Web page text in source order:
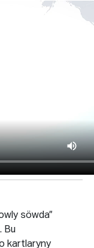
söwda”
Bu
kartlaryny